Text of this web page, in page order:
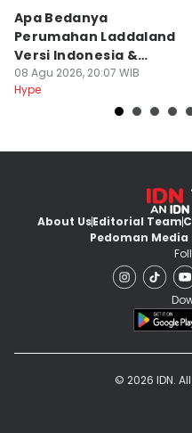
Apa Bedanya
Perumahan Laddaland
Versi Indonesia &
Thailand?
08 Agu 2026, 20:07 WIB
Hype
About UsEditorial Team
Pedoman Media
© 2026 IDN.